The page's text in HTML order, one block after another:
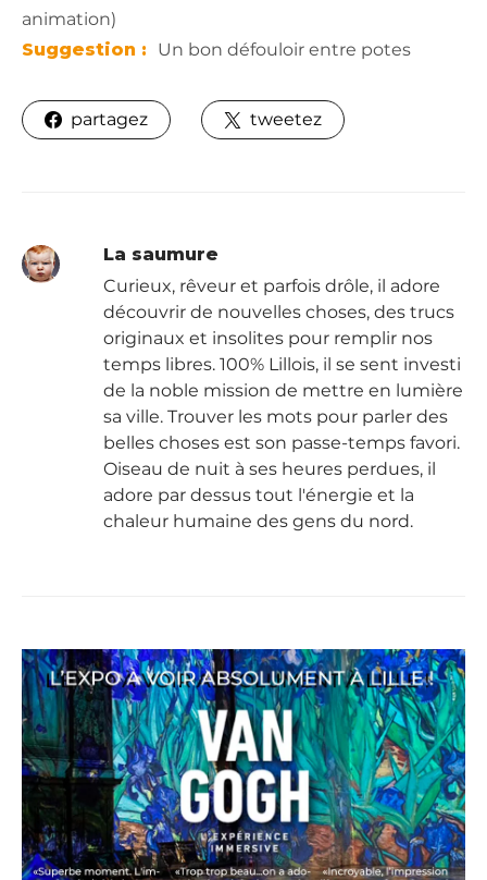
animation)
Suggestion :
Un bon défouloir entre potes
partagez tweetez
La saumure
Curieux, rêveur et parfois drôle, il adore
découvrir de nouvelles choses, des trucs
originaux et insolites pour remplir nos
temps libres. 100% Lillois, il se sent investi
de la noble mission de mettre en lumière
sa ville. Trouver les mots pour parler des
belles choses est son passe-temps favori.
Oiseau de nuit à ses heures perdues, il
adore par dessus tout l'énergie et la
chaleur humaine des gens du nord.